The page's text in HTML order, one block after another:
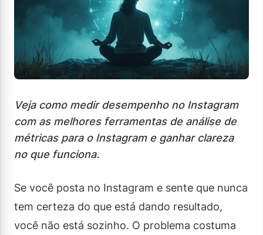
Veja como medir desempenho no Instagram
com as melhores ferramentas de análise de
métricas para o Instagram e ganhar clareza
no que funciona.
Se você posta no Instagram e sente que nunca
tem certeza do que está dando resultado,
você não está sozinho. O problema costuma